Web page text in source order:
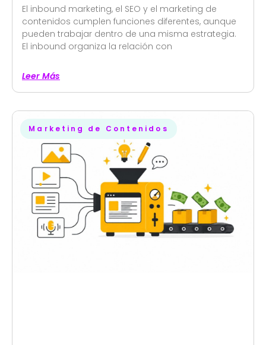
El inbound marketing, el SEO y el marketing de
contenidos cumplen funciones diferentes, aunque
pueden trabajar dentro de una misma estrategia.
El inbound organiza la relación con
Leer Más
Marketing de Contenidos